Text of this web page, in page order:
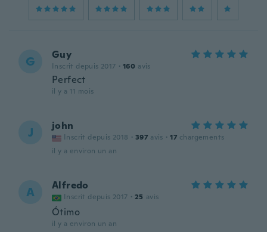
G Guy
Inscrit depuis 2017 · 160 avis
Perfect
il y a 11 mois
J john
Inscrit depuis 2018 · 397 avis · 17 chargements
il y a environ un an
A Alfredo
Inscrit depuis 2017 · 25 avis
Ótimo
il y a environ un an